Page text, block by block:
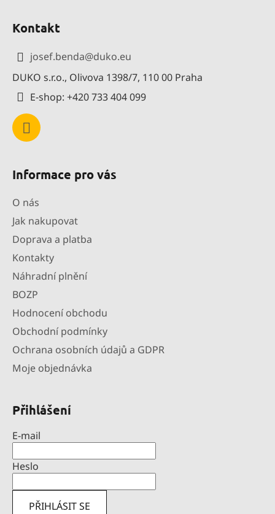
k
y
v
Kontakt
josef.benda@duko.eu
DUKO s.r.o., Olivova 1398/7, 110 00 Praha
E-shop: +420 733 404 099
Informace pro vás
O nás
Jak nakupovat
Doprava a platba
Kontakty
Náhradní plnění
BOZP
Hodnocení obchodu
Obchodní podmínky
Ochrana osobních údajů a GDPR
Moje objednávka
Přihlášení
E-mail
Heslo
PŘIHLÁSIT SE